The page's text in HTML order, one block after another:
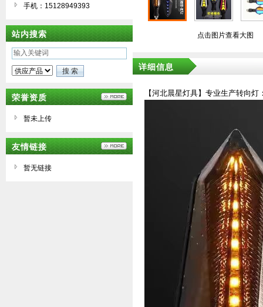
手机：15128949393
站内搜索
荣誉资质
暂未上传
友情链接
暂无链接
点击图片查看大图
详细信息
【河北晨星灯具】专业生产转向